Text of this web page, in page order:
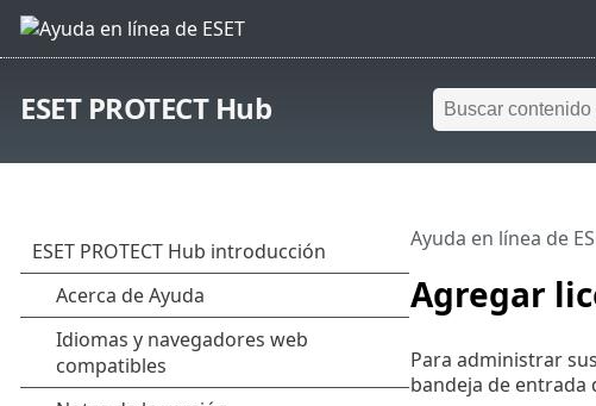
ESET PROTECT Hub
Agregar
Ayuda en línea de
Para administrar
bandeja de entrada